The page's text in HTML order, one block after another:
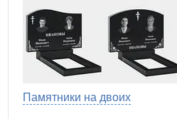
Памятники на двоих